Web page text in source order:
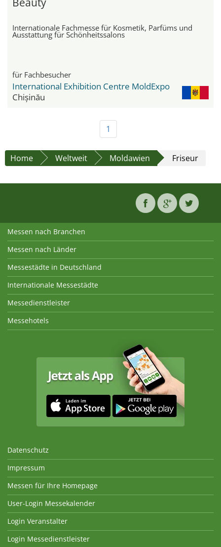
Internationale Fachmesse für Kosmetik, Parfüms und
Ausstattung für Schönheitssalons
für Fachbesucher
International Exhibition Centre MoldExpo
Chișinău
1
Home Weltweit Moldawien Friseur
Messen nach Branchen
Messen nach Länder
Messestädte in Deutschland
Internationale Messestädte
Messedienstleister
Messehotels
Datenschutz
Impressum
Messen für Ihre Homepage
User-Login Messekalender
Login Veranstalter
Login Messedienstleister